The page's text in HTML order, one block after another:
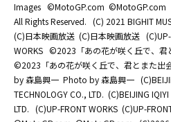
Images ©MotoGP.com ©MotoGP.com
All Rights Reserved. (C) 2021 BIGHIT
(C)日本映画放送 (C)日本映画放送
WORKS ©2023「あの花が咲く丘で、君
©2023「あの花が咲く丘で、君とまた出
by 森島興一 Photo by 森島興一
TECHNOLOGY CO., LTD. (C)BEIJING
LTD. (C)UP-FRONT WORKS (C)UP-